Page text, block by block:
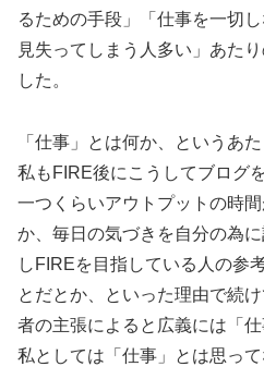
るための手段」「仕事を一切
見失ってしまう人多い」あた
した。
「仕事」とは何か、というあ
私もFIRE後にこうしてブログ
一つくらいアウトプットの時
か、毎日の気づきを自分の為
しFIREを目指している人の参
とだとか、といった理由で続
者の主張によると広義には「
私としては「仕事」とは思っ